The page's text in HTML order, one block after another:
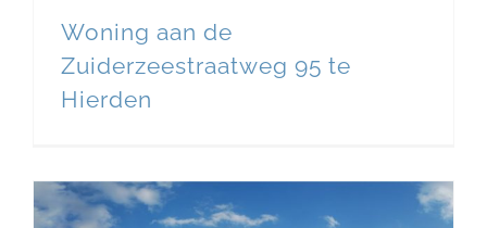
Woning aan de
Zuiderzeestraatweg 95 te
Hierden